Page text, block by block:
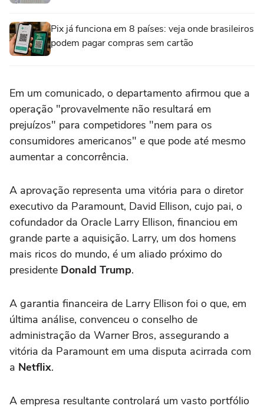
Pix já funciona em 8 países: veja onde brasileiros
podem pagar compras sem cartão
Em um comunicado, o departamento afirmou que a
operação "provavelmente não resultará em
prejuízos" para competidores "nem para os
consumidores americanos" e que pode até mesmo
aumentar a concorrência.
A aprovação representa uma vitória para o diretor
executivo da Paramount, David Ellison, cujo pai, o
cofundador da Oracle Larry Ellison, financiou em
grande parte a aquisição. Larry, um dos homens
mais ricos do mundo, é um aliado próximo do
presidente Donald Trump.
A garantia financeira de Larry Ellison foi o que, em
última análise, convenceu o conselho de
administração da Warner Bros, assegurando a
vitória da Paramount em uma disputa acirrada com
a Netflix.
A empresa resultante controlará um vasto portfólio